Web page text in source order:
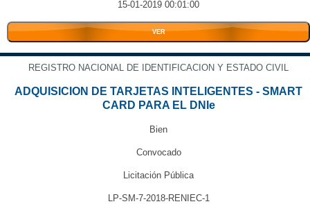
15-01-2019 00:01:00
VER
REGISTRO NACIONAL DE IDENTIFICACION Y ESTADO CIVIL
ADQUISICION DE TARJETAS INTELIGENTES - SMART
CARD PARA EL DNIe
Bien
Convocado
Licitación Pública
LP-SM-7-2018-RENIEC-1